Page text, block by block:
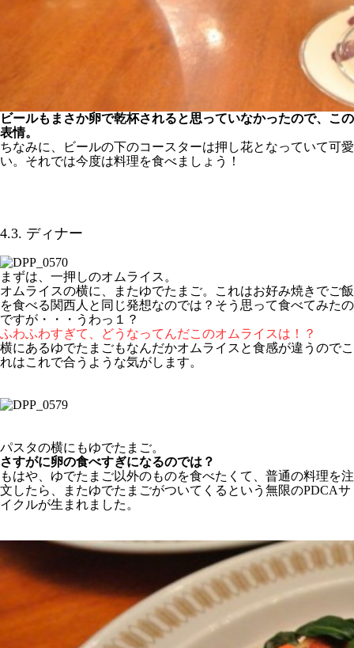
ビールもまさか卵で乾杯されると思っていなかったので、この
表情。
ちなみに、ビールの下のコースターは押し花となっていて可愛
い。それでは今度は料理を食べましょう！
4.3. ディナー
まずは、一押しのオムライス。
オムライスの横に、またゆでたまご。これはお好み焼きでご飯
を食べる関西人と同じ発想なのでは？そう思って食べてみたの
ですが・・・うわっ１？
ふわふわすぎて、どうなってんだこのオムライスは！？
横にあるゆでたまごもなんだかオムライスと食感が違うのでこ
れはこれで合うような気がします。
パスタの横にもゆでたまご。
さすがに卵の食べすぎになるのでは？
もはや、ゆでたまご以外のものを食べたくて、普通の料理を注
文したら、またゆでたまごがついてくるという無限のPDCAサ
イクルが生まれました。